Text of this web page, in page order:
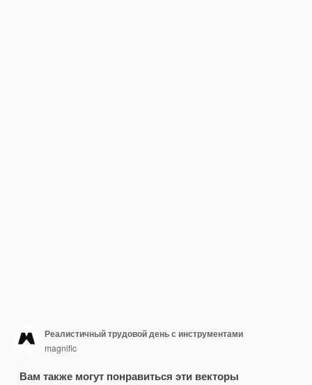
Реалистичный трудовой день с инструментами
magnific
Вам также могут понравиться эти векторы